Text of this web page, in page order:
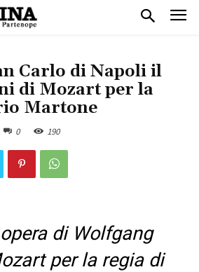
Carlo di Napoli il
di Mozart per la
Martone
0 190
di Wolfgang
per la regia di